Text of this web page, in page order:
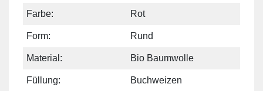
Farbe: Rot
Form: Rund
Material: Bio Baumwolle
Füllung: Buchweizen